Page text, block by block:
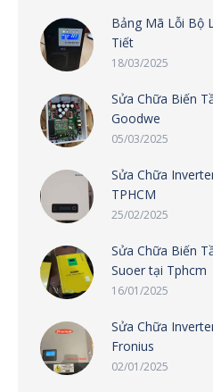
Bảng Mã Lỗi Bộ
Tiết
18/03/2025
Sửa Chữa Biến
Goodwe
05/03/2025
Sửa Chữa
TPHCM
25/02/2025
Sửa Chữa Biến
Suoer tại Tphcm
16/01/2025
Sửa Chữa
Fronius
02/01/2025